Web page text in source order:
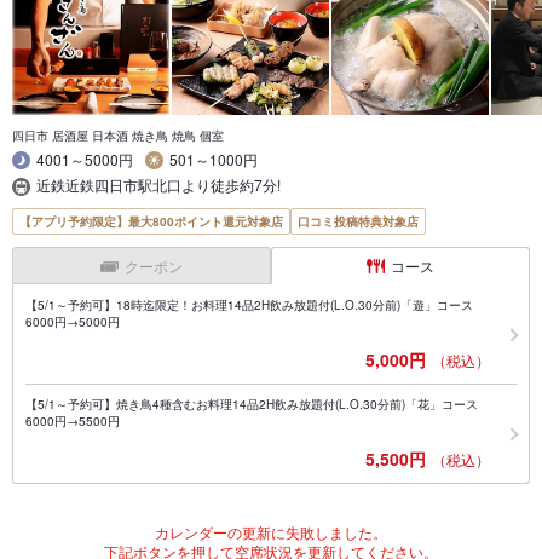
四日市 居酒屋 日本酒 焼き鳥 焼鳥 個室
4001～5000円
501～1000円
近鉄近鉄四日市駅北口より徒歩約7分!
【アプリ予約限定】最大800ポイント還元対象店 口コミ投稿特典対象店
クーポン コース
【5/1～予約可】18時迄限定！お料理14品2H飲み放題付(L.O.30分前)「遊」コース
6000円→5000円
5,000円 （税込）
【5/1～予約可】焼き鳥4種含むお料理14品2H飲み放題付(L.O.30分前)「花」コース
6000円→5500円
5,500円 （税込）
カレンダーの更新に失敗しました。
下記ボタンを押して空席状況を更新してください。